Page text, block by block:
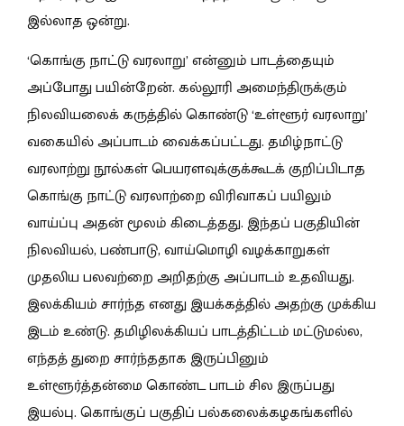
இல்லாத ஒன்று.
‘கொங்கு நாட்டு வரலாறு’ என்னும் பாடத்தையும்
அப்போது பயின்றேன். கல்லூரி அமைந்திருக்கும்
நிலவியலைக் கருத்தில் கொண்டு ‘உள்ளூர் வரலாறு’
வகையில் அப்பாடம் வைக்கப்பட்டது. தமிழ்நாட்டு
வரலாற்று நூல்கள் பெயரளவுக்குக்கூடக் குறிப்பிடாத
கொங்கு நாட்டு வரலாற்றை விரிவாகப் பயிலும்
வாய்ப்பு அதன் மூலம் கிடைத்தது. இந்தப் பகுதியின்
நிலவியல், பண்பாடு, வாய்மொழி வழக்காறுகள்
முதலிய பலவற்றை அறிதற்கு அப்பாடம் உதவியது.
இலக்கியம் சார்ந்த எனது இயக்கத்தில் அதற்கு முக்கிய
இடம் உண்டு. தமிழிலக்கியப் பாடத்திட்டம் மட்டுமல்ல,
எந்தத் துறை சார்ந்ததாக இருப்பினும்
உள்ளூர்த்தன்மை கொண்ட பாடம் சில இருப்பது
இயல்பு. கொங்குப் பகுதிப் பல்கலைக்கழகங்களில்